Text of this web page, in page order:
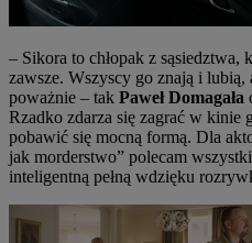
– Sikora to chłopak z
zawsze. Wszyscy go znają i
poważnie – tak Paweł Domagała
Rzadko zdarza się zagrać w kinie
pobawić się mocną formą. Dla
jak morderstwo” polecam
inteligentną pełną wdzięku